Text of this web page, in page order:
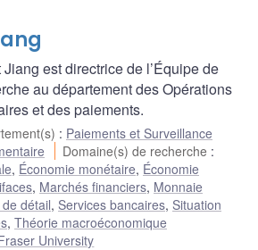
Jiang est directrice de l’Équipe de
au département des Opérations
et des paiements.
: Paiements et Surveillance
Domaine(s) de recherche :
, Économie monétaire, Économie
, Marchés financiers, Monnaie
détail, Services bancaires, Situation
, Théorie macroéconomique
University